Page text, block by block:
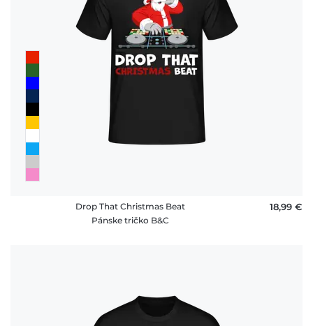
Drop That Christmas Beat
Pánske tričko B&C
18,99 €